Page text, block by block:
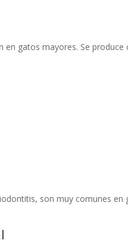
gatos mayores. Se produce
son muy comunes en